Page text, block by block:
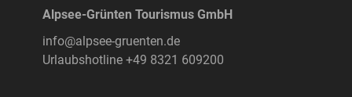
Alpsee-Grünten Tourismus GmbH
info@alpsee-gruenten.de
Urlaubshotline +49 8321 609200